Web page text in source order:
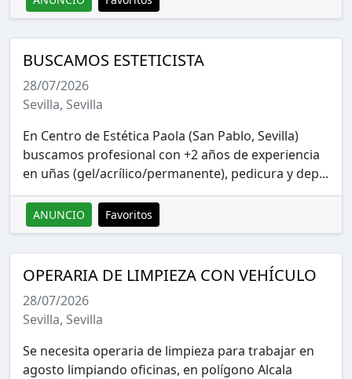
BUSCAMOS ESTETICISTA
28/07/2026
Sevilla, Sevilla
En Centro de Estética Paola (San Pablo, Sevilla)
buscamos profesional con +2 años de experiencia
en uñas (gel/acrílico/permanente), pedicura y dep...
ANUNCIO Favoritos
OPERARIA DE LIMPIEZA CON VEHÍCULO
28/07/2026
Sevilla, Sevilla
Se necesita operaria de limpieza para trabajar en
agosto limpiando oficinas, en polígono Alcala